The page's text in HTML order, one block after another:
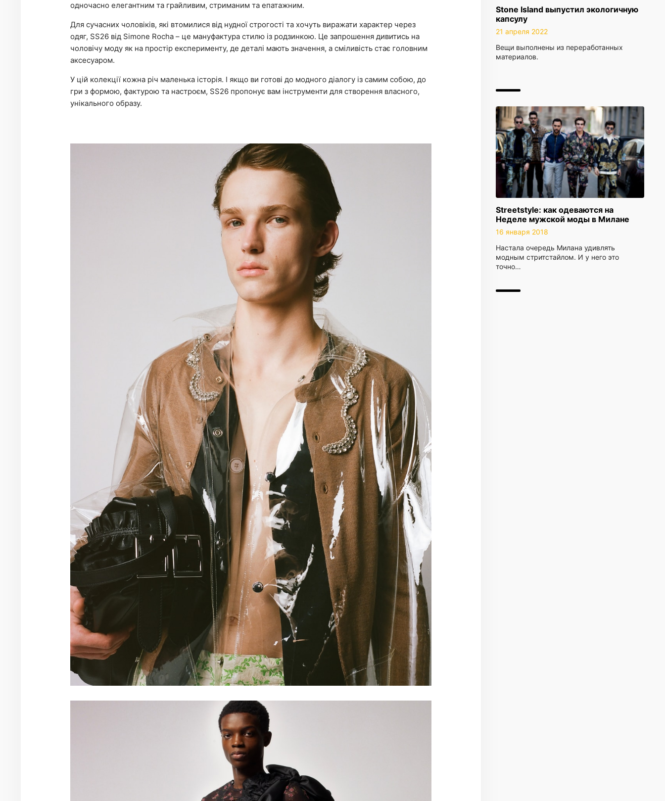
Stone Island выпустил экологичную
капсулу
21 апреля 2022
Вещи выполнены из переработанных
материалов.
Streetstyle: как одеваются на
Неделе мужской моды в Милане
16 января 2018
Настала очередь Милана удивлять
модным стритстайлом. И у него это
точно…
одночасно елегантним та грайливим, стриманим та епатажним.
Для сучасних чоловіків, які втомилися від нудної строгості та хочуть виражати характер через
одяг, SS26 від Simone Rocha – це мануфактура стилю із родзинкою. Це запрошення дивитись на
чоловічу моду як на простір експерименту, де деталі мають значення, а сміливість стає головним
аксесуаром.
У цій колекції кожна річ маленька історія. І якщо ви готові до модного діалогу із самим собою, до
гри з формою, фактурою та настроєм, SS26 пропонує вам інструменти для створення власного,
унікального образу.